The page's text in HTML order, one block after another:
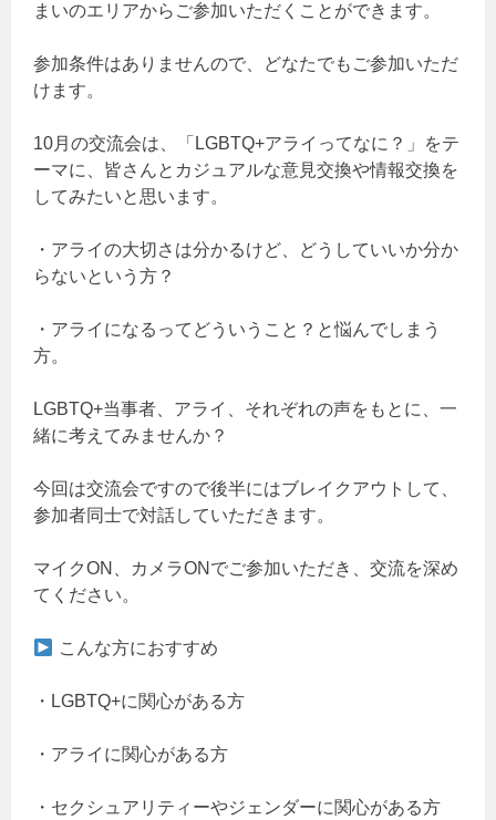
まいのエリアからご参加いただくことができます。
参加条件はありませんので、どなたでもご参加いただ
けます。
10月の交流会は、「LGBTQ+アライってなに？」をテ
ーマに、皆さんとカジュアルな意見交換や情報交換を
してみたいと思います。
・アライの大切さは分かるけど、どうしていいか分か
らないという方？
・アライになるってどういうこと？と悩んでしまう
方。
LGBTQ+当事者、アライ、それぞれの声をもとに、一
緒に考えてみませんか？
今回は交流会ですので後半にはブレイクアウトして、
参加者同士で対話していただきます。
マイクON、カメラONでご参加いただき、交流を深め
てください。
こんな方におすすめ
・LGBTQ+に関心がある方
・アライに関心がある方
・セクシュアリティーやジェンダーに関心がある方